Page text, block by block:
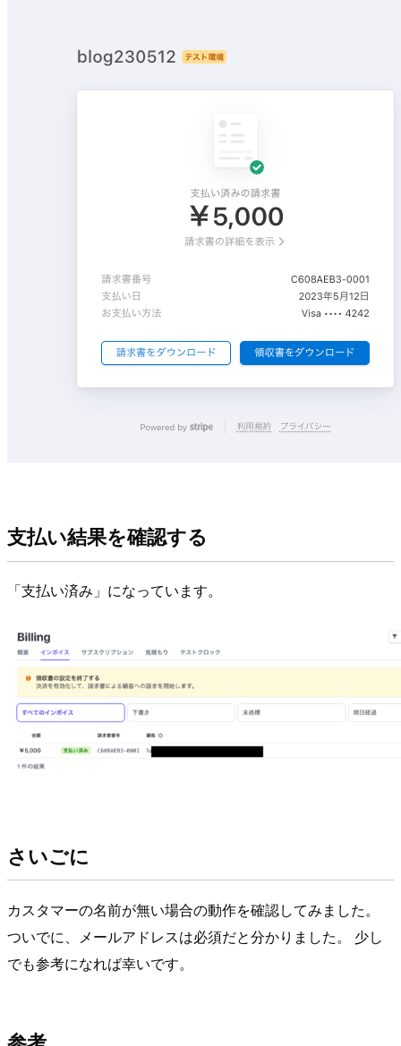
支払い結果を確認する
「支払い済み」になっています。
さいごに
カスタマーの名前が無い場合の動作を確認してみました。
ついでに、メールアドレスは必須だと分かりました。 少し
でも参考になれば幸いです。